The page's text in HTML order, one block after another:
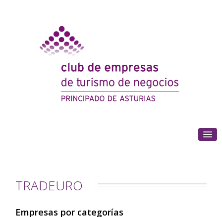
TRADEURO
Empresas por categorías